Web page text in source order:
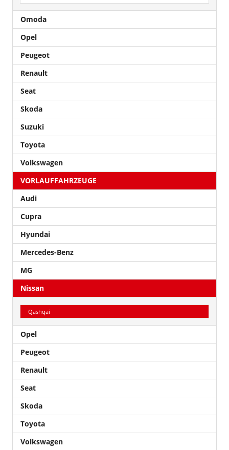
Omoda
Opel
Peugeot
Renault
Seat
Skoda
Suzuki
Toyota
Volkswagen
VORLAUFFAHRZEUGE
Audi
Cupra
Hyundai
Mercedes-Benz
MG
Nissan
Qashqai
Opel
Peugeot
Renault
Seat
Skoda
Toyota
Volkswagen